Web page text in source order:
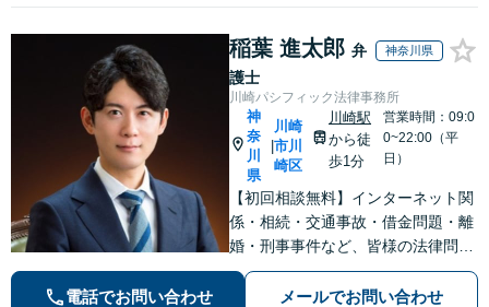
稲葉 進太郎 弁
護士
神奈川県
川崎パシフィック法律事務所
神
奈
川
県
|
川崎
市川
崎区
川崎駅
から徒
歩1分
営業時間：09:0
0~22:00（平
日）
【初回相談無料】インターネット関
係・相続・交通事故・借金問題・離
婚・刑事事件など、皆様の法律問題
を解決すべく、親身になって取り組
みます。クチコミ・リピーターの方
電話でお問い合わせ メールでお問い合わせ